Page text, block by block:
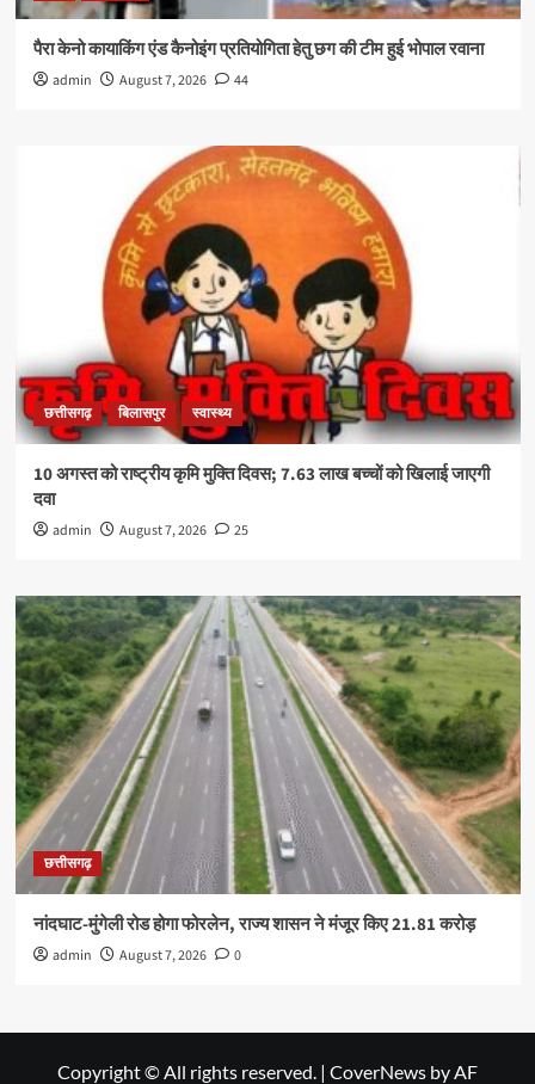
पैरा केनो कायाकिंग एंड कैनोइंग प्रतियोगिता हेतु छग की टीम हुई भोपाल रवाना
admin August 7, 2026 44
छत्तीसगढ़ बिलासपुर स्वास्थ्य
10 अगस्त को राष्ट्रीय कृमि मुक्ति दिवस; 7.63 लाख बच्चों को खिलाई जाएगी
दवा
admin August 7, 2026 25
छत्तीसगढ़
नांदघाट-मुंगेली रोड होगा फोरलेन, राज्य शासन ने मंजूर किए 21.81 करोड़
admin August 7, 2026 0
Copyright © All rights reserved. | CoverNews by AF